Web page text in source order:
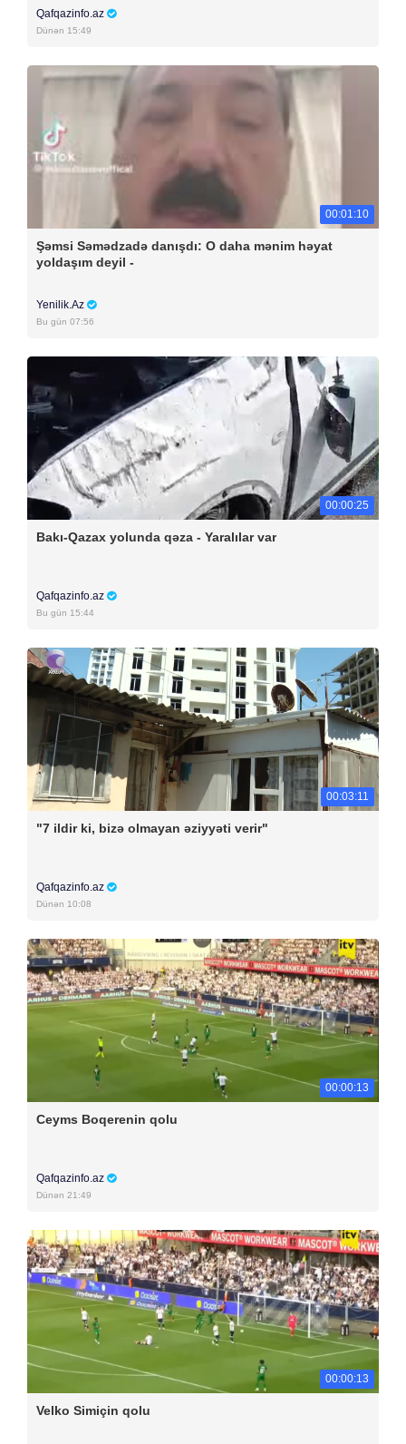
Qafqazinfo.az
Dünən 15:49
00:01:10
Şəmsi Səmədzadə danışdı: O daha mənim həyat
yoldaşım deyil -
Yenilik.Az
Bu gün 07:56
00:00:25
Bakı-Qazax yolunda qəza - Yaralılar var
Qafqazinfo.az
Bu gün 15:44
00:03:11
"7 ildir ki, bizə olmayan əziyyəti verir"
Qafqazinfo.az
Dünən 10:08
00:00:13
Ceyms Boqerenin qolu
Qafqazinfo.az
Dünən 21:49
00:00:13
Velko Simiçin qolu